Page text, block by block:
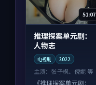
51:07
推理探案单元剧：
人物志
电视剧 2022
主演： 张子枫、倪妮 等
《推理探案单元剧：